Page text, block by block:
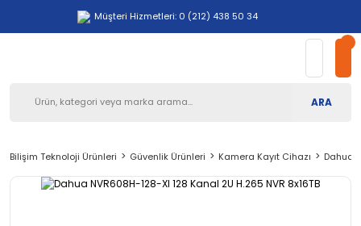
Müşteri Hizmetleri: 0 (212) 438 50 34
ARA
Bilişim Teknoloji Ürünleri Güvenlik Ürünleri Kamera Kayıt Cihazı Dahua